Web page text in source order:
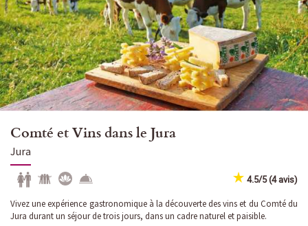
Comté et Vins dans le Jura
Jura
4.5/5 (4 avis)
Vivez une expérience gastronomique à la découverte des vins et du Comté du
Jura durant un séjour de trois jours, dans un cadre naturel et paisible.